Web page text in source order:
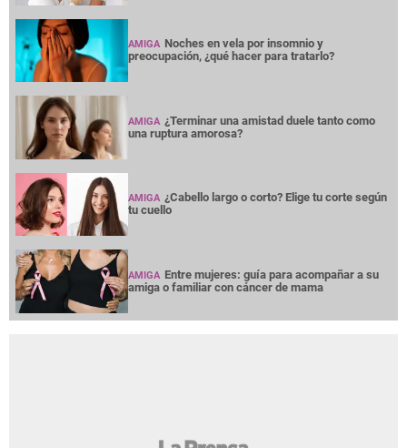
AMIGA Noches en vela por insomnio y
preocupación, ¿qué hacer para tratarlo?
AMIGA ¿Terminar una amistad duele tanto como
una ruptura amorosa?
AMIGA ¿Cabello largo o corto? Elige tu corte según
tu cuello
AMIGA Entre mujeres: guía para acompañar a su
amiga o familiar con cáncer de mama